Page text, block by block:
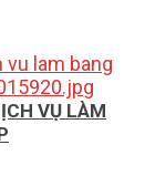
VỤ LÀM